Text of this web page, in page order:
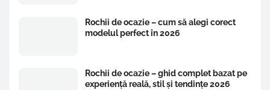
Rochii de ocazie – cum să alegi corect
modelul perfect în 2026
Rochii de ocazie – ghid complet bazat pe
experiență reală, stil și tendințe 2026